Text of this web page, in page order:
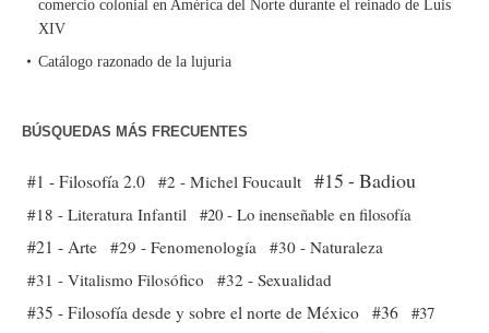
comercio colonial en América del Norte durante el reinado de Luis
XIV
Catálogo razonado de la lujuria
BÚSQUEDAS MÁS FRECUENTES
#1 - Filosofía 2.0 #2 - Michel Foucault #15 - Badiou
#18 - Literatura Infantil #20 - Lo inenseñable en filosofía
#21 - Arte #29 - Fenomenología #30 - Naturaleza
#31 - Vitalismo Filosófico
#32 - Sexualidad
#35 - Filosofía desde y sobre el norte de México #36 #37